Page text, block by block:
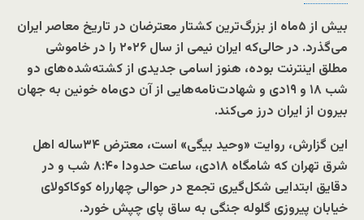
بیش از ۵‌ماه
از بزرگ‌ترین کشتار معترضان در تاریخ معاصر ایران
می‌گذرد. در حالی‌که ایران نیمی از سال ۲۰۲۶ را در خاموشی
مطلق اینترنت بوده، هنوز اسامی جدیدی از کشته‌شده‌های دو
شب ۱۸ و ۱۹‌دی و شهادت‌‌نامه‌هایی از آن دی‌ماه خونین به جهان
بیرون از ایران درز می‌کند.
این گزارش، روایت «وحید بیگی‌» است، معترض ۳۴ساله اهل
شرق تهران که شامگاه ۱۸‌دی، ساعت حدودا ۸:۴۰ شب و در
دقایق ابتدایی شکل‌گیری تجمع در حوالی چهارراه کوکاکولای
خیابان پیروزی گلوله جنگی به ساق پای چپش خورد.